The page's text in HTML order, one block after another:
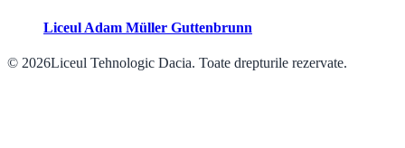
Liceul Adam Müller Guttenbrunn
© 2026Liceul Tehnologic Dacia. Toate drepturile rezervate.